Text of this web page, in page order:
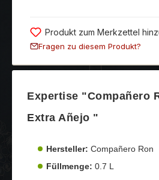
Produkt zum Merkzettel
Fragen zu diesem Produkt?
Expertise "Compañero
Extra Añejo "
Hersteller: Compañero Ron
Füllmenge: 0.7 L